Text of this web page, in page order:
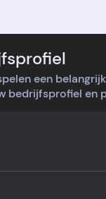
een
bedrijfsprofiel en